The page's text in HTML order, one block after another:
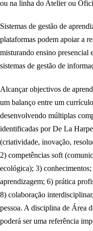
ou na linha do Atelier ou
Sistemas de gestão de
plataformas podem apoiar a
misturando ensino presencial
sistemas de gestão de
Alcançar objectivos de
um balanço entre um
desenvolvendo múltiplas
identificadas por De La
(criatividade, inovação,
2) competências soft
ecológica); 3)
aprendizagem; 6) prática
8) colaboração
pessoa. A disciplina de Área
poderá ser uma referência